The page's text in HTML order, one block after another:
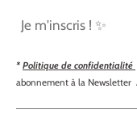
Je m'inscris ! ✨
* Politique de confidentialité
abonnement à la Newsletter